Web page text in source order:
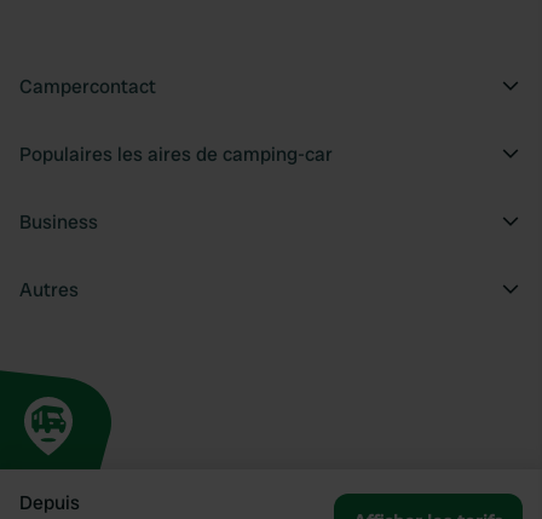
Depuis
Campercontact
Populaires les aires de camping-car
Business
Autres